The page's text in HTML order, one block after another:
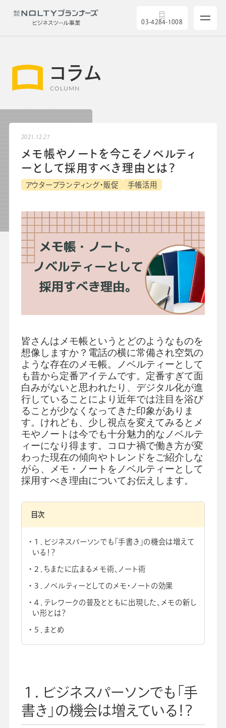
03-4284-1008
製品を探す
5つの強み
導入実績
セミナー
よくあるご質問
におけるSDGsの取組み
資料ダウンロード
ビジネスベーシックダイアリー
手帳資料一覧
お知らせ
コラム
関連サービス
学校向け人材育成事業 企業情報
コラム
COLUMN
2021.12.27
メモ帳やノートを今こそノベルティ
ーとして採用すべき理由とは？
アウターブランディング・販促 手帳活用
皆さんはメモ帳というとどのようなものを
想像しますか？電話の横に常備され空気の
ような存在のメモ帳。ノベルティーとして
も昔から定番アイテムです。定番すぎて面
白みがないと思われたり、デジタル化が進
行していることにより近年では注目を浴び
ることが少なくなってきた印象がありま
す。けれども、少し視点を変えてみるとメ
モやノートは今でも十分魅力的なノベルテ
ィーになり得ます。コロナ禍で働き方が変
わった現在の傾向やトレンドをご紹介しな
がら、メモ・ノートをノベルティーとして
採用すべき理由についてお伝えします。
目次
１．ビジネスパーソンでも「手書き」の機会は増えて
いる！？
２．ちまたに広まるメモ術、ノート術
３．ノベルティーとしてのメモ・ノートの効果
４．テレワークの普及とともに出現した、メモの新し
い形とは？
５．まとめ
１．ビジネスパーソンでも「手
書き」の機会は増えている！？